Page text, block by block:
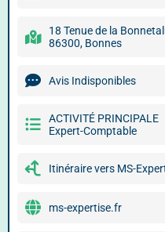
18 Tenue de la
86300, Bonnes
Avis Indisponibles
ACTIVITÉ PRINCIPALE
Expert-Comptable
Itinéraire vers MS-
ms-expertise.fr